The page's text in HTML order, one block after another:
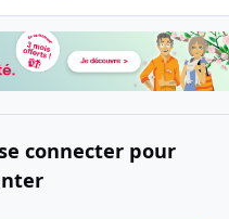
connecter pour